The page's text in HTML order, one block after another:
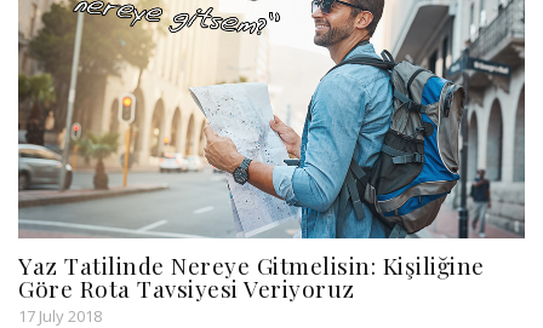
Yaz Tatilinde Nereye Gitmelisin: Kişiliğine
Göre Rota Tavsiyesi Veriyoruz
17 July 2018